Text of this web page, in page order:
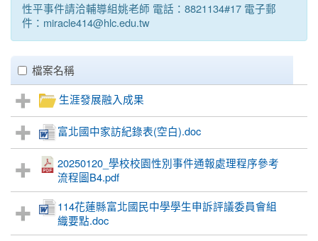
性平事件請洽輔導組姚老師 電話：8821134#17 電子郵
件：miracle414@hlc.edu.tw
clickAll
檔案名稱
生涯發展融入成果
富北國中家訪紀錄表(空白).doc
20250120_學校校園性別事件通報處理程序參考
流程圖B4.pdf
114花蓮縣富北國民中學學生申訴評議委員會組
織要點.doc